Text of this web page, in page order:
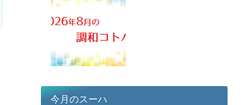
今月のスーハ